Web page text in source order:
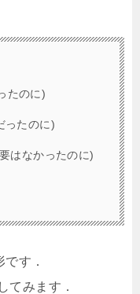
たのに)
ったのに)
はなかったのに)
す．
てみます．